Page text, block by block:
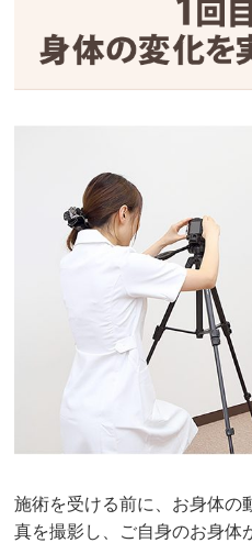
施術を受ける前に、お身体の
真を撮影し、ご自身のお身体